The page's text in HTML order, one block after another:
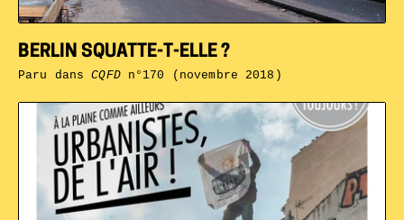
BERLIN SQUATTE-T-ELLE ?
Paru dansCQFDn°170 (novembre 2018)